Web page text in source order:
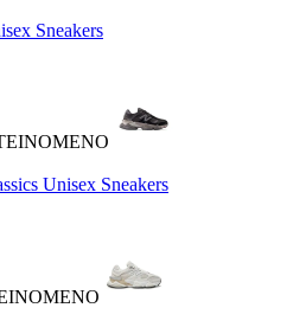
Sneakers
Unisex Sneakers